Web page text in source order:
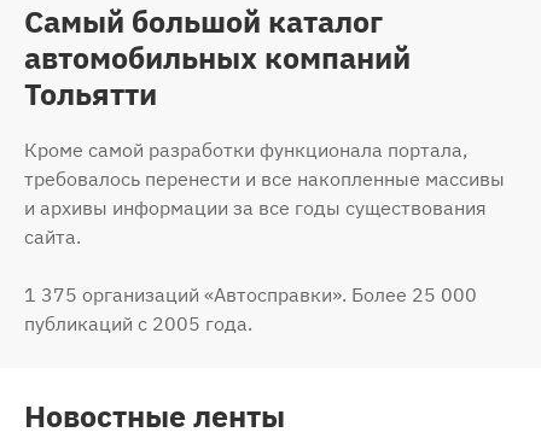
Самый большой каталог
автомобильных компаний
Тольятти
Кроме самой разработки функционала портала,
требовалось перенести и все накопленные массивы
и архивы информации за все годы существования
сайта.
1 375 организаций «Автосправки». Более 25 000
публикаций с 2005 года.
Новостные ленты